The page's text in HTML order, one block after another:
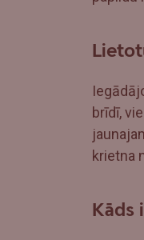
brīdī,
krietna
Kāds